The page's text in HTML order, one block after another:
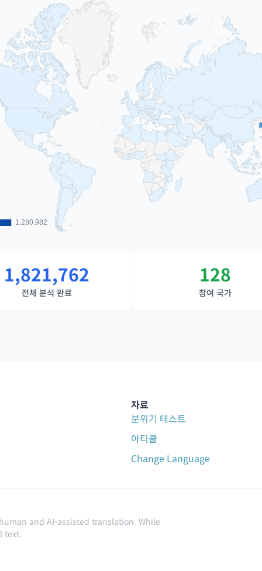
1,280,982
1,280,982
1,821,762
전체 분석 완료
128
참여 국가
자료
분위기 테스트
아티클
Change Language
and AI-assisted translation. While
text.